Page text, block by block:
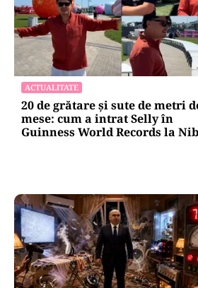
ACTUALITATE
20 de grătare și sute de metri
mese: cum a intrat Selly în
Guinness World Records la